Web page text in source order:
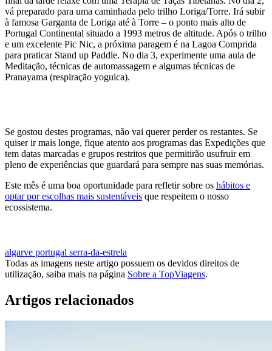
vá preparado para uma caminhada pelo trilho Loriga/Torre. Irá subir
à famosa Garganta de Loriga até à Torre – o ponto mais alto de
Portugal Continental situado a 1993 metros de altitude. Após o trilho
e um excelente Pic Nic, a próxima paragem é na Lagoa Comprida
para praticar Stand up Paddle. No dia 3, experimente uma aula de
Meditação, técnicas de automassagem e algumas técnicas de
Pranayama (respiração yoguica).
Se gostou destes programas, não vai querer perder os restantes. Se
quiser ir mais longe, fique atento aos programas das Expedições que
tem datas marcadas e grupos restritos que permitirão usufruir em
pleno de experiências que guardará para sempre nas suas memórias.
Este mês é uma boa oportunidade para refletir sobre os hábitos e
optar por escolhas mais sustentáveis que respeitem o nosso
ecossistema.
algarve portugal serra-da-estrela
Todas as imagens neste artigo possuem os devidos direitos de
utilização, saiba mais na página Sobre a TopViagens.
Artigos relacionados